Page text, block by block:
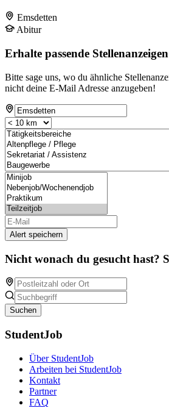
Emsdetten
Abitur
Erhalte passende
Bitte sage uns, wo du ähnliche
nicht deine E-Mail Adresse anzugeben!
Alert speichern
Nicht wonach du gesucht hast?
Suchen
StudentJob
Über StudentJob
Arbeiten bei StudentJob
Kontakt
Partner
FAQ